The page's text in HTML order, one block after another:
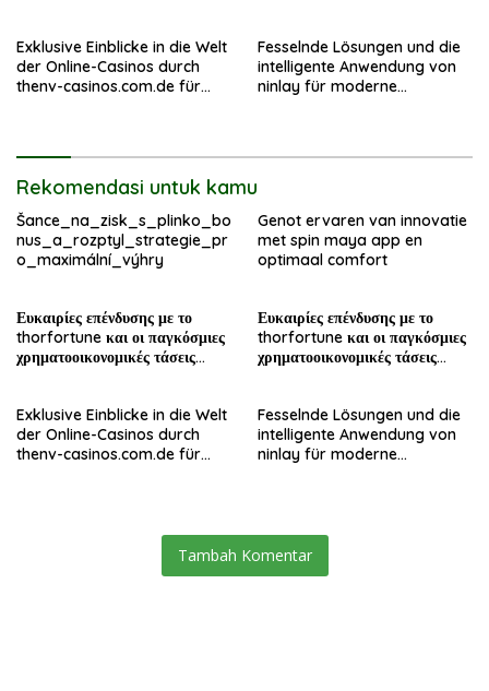
Exklusive Einblicke in die Welt
der Online-Casinos durch
thenv-casinos.com.de für
Fesselnde Lösungen und die
intelligente Anwendung von
ninlay für moderne
Rekomendasi untuk kamu
Šance_na_zisk_s_plinko_bo
nus_a_rozptyl_strategie_pr
o_maximální_výhry
Genot ervaren van innovatie
met spin maya app en
optimaal comfort
Ευκαιρίες επένδυσης με το
thorfortune και οι παγκόσμιες
χρηματοοικονομικές τάσεις
Ευκαιρίες επένδυσης με το
thorfortune και οι παγκόσμιες
χρηματοοικονομικές τάσεις
Exklusive Einblicke in die Welt
der Online-Casinos durch
thenv-casinos.com.de für
Fesselnde Lösungen und die
intelligente Anwendung von
ninlay für moderne
Tambah Komentar